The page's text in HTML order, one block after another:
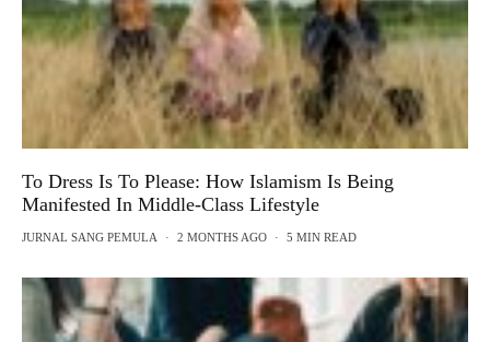
To Dress Is To Please: How Islamism Is Being
Manifested In Middle-Class Lifestyle
JURNAL SANG PEMULA · 2 MONTHS AGO · 5 MIN READ